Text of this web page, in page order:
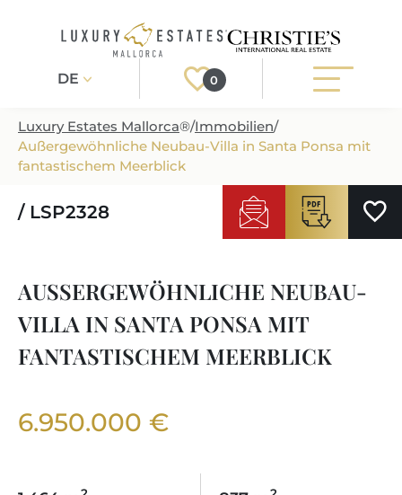
DE 0
Registrieren Login
IMMOBILIEN
BAUPROJEKTE
NEUBAUVILLEN
LUXUSIMMOBILIEN
UNSER SERVICE
IMMOBILIEN SCOUT
IHR LUXUSMAKLER AUF MALLORCA
IMMOBILIENMAKLER IN PORTALS
REGIONEN
REGION ANDRATX
MALLORCA KULINARISCH
KONTAKT
Luxury Estates Mallorca®/Immobilien/
Außergewöhnliche Neubau-Villa in Santa Ponsa mit
fantastischem Meerblick
/ LSP2328
AUSSERGEWÖHNLICHE NEUBAU-V
ILLA IN SANTA PONSA MIT F
ANTASTISCHEM MEERBLICK
6.950.000 €